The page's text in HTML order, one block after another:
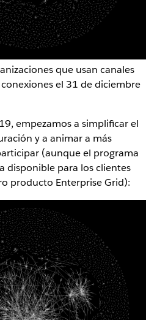
que usan canales
el 31 de diciembre
empezamos a simplificar el
y a animar a más
(aunque el programa
disponible para los clientes
producto Enterprise Grid):